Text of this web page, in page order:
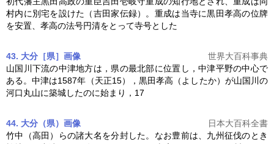
村内に別宅を設けた（吉田家伝録）。重成は当寺に黒田孝高の位牌
を安置、孝高の法号円清をとって寺号とした
43. 大分［県］ 画像
世界大百科事典
山国川下流の中津地方は，県の最北部に位置し，中津平野の中心で
ある。中津は1587年（天正15）， 黒田孝高 （よしたか）が山国川の
河口丸山に築城したのに始まり，17
44. 大分（県） 画像
日本大百科全書
竹中（高田）らの諸大名を分封した。なお豊前は、九州征伐のとき